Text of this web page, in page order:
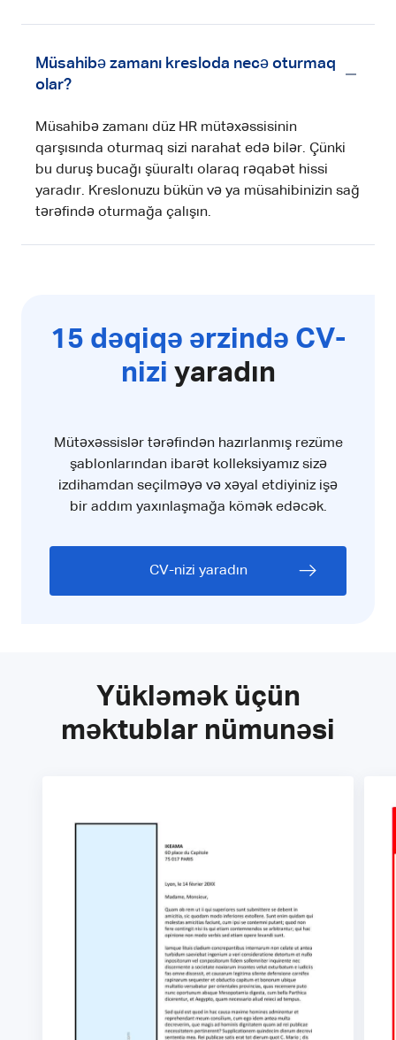
Müsahibə zamanı kresloda necə oturmaq
olar?
Müsahibə zamanı düz HR mütəxəssisinin
qarşısında oturmaq sizi narahat edə bilər. Çünki
bu duruş bucağı şüuraltı olaraq rəqabət hissi
yaradır. Kreslonuzu bükün və ya müsahibinizin sağ
tərəfində oturmağa çalışın.
15 dəqiqə ərzində CV-
nizi yaradın
Mütəxəssislər tərəfindən hazırlanmış rezüme
şablonlarından ibarət kolleksiyamız sizə
izdihamdan seçilməyə və xəyal etdiyiniz işə
bir addım yaxınlaşmağa kömək edəcək.
CV-nizi yaradın
Yükləmək üçün
məktublar nümunəsi